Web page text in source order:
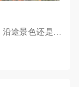
途景色还是不